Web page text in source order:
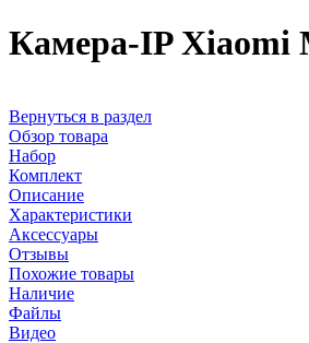
Камера-IP Xiaomi
Вернуться в раздел
Обзор товара
Набор
Комплект
Описание
Характеристики
Аксессуары
Отзывы
Похожие товары
Наличие
Файлы
Видео